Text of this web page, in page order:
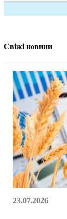
Свіжі новини
23.07.2026